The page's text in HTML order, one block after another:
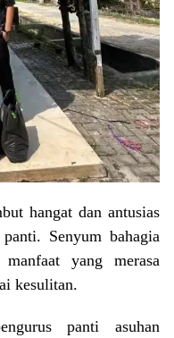
hangat dan antusias
Senyum bahagia
yang merasa
kesulitan.
panti asuhan